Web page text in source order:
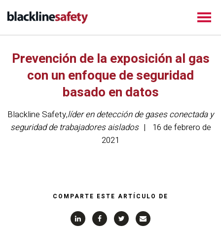
Prevención de la exposición al gas
con un enfoque de seguridad
basado en datos
Blackline Safety,líder en detección de gases conectada y
seguridad de trabajadores aislados
16 de febrero de
2021
COMPARTE ESTE ARTÍCULO DE